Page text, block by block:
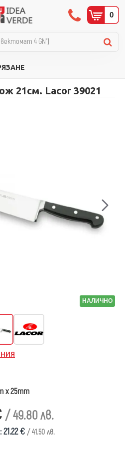
0
21см. Lacor 39021
НАЛИЧНО
/ 49.80 лв.
€ / 41.50 лв.
x 25mm